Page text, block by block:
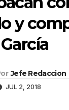
y
Jefe Redaccion
JUL 2, 2018